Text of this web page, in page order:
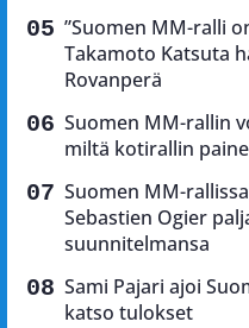
”Suomen MM-ralli
Takamoto Katsuta
Rovanperä
Suomen MM-rallin
miltä kotirallin
Suomen MM-
Sebastien Ogier
suunnitelmansa
Sami Pajari ajoi
katso tulokset